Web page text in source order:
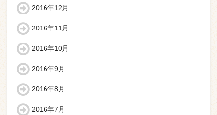
2016年12月
2016年11月
2016年10月
2016年9月
2016年8月
2016年7月